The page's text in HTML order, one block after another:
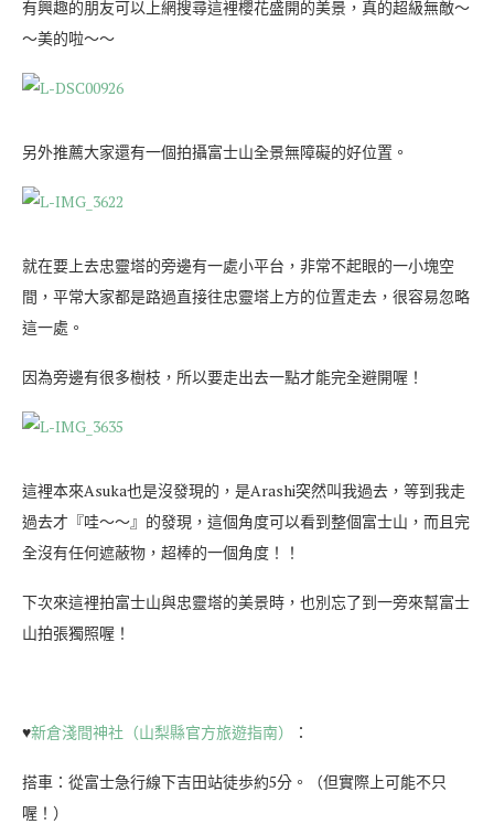
有興趣的朋友可以上網搜尋這裡櫻花盛開的美景，真的超級無敵～
～美的啦～～
另外推薦大家還有一個拍攝富士山全景無障礙的好位置。
就在要上去忠靈塔的旁邊有一處小平台，非常不起眼的一小塊空
間，平常大家都是路過直接往忠靈塔上方的位置走去，很容易忽略
這一處。
因為旁邊有很多樹枝，所以要走出去一點才能完全避開喔！
這裡本來Asuka也是沒發現的，是Arashi突然叫我過去，等到我走
過去才『哇～～』的發現，這個角度可以看到整個富士山，而且完
全沒有任何遮蔽物，超棒的一個角度！！
下次來這裡拍富士山與忠靈塔的美景時，也別忘了到一旁來幫富士
山拍張獨照喔！
♥新倉淺間神社（山梨縣官方旅遊指南） ：
搭車：從富士急行線下吉田站徒歩約5分。（但實際上可能不只
喔！）